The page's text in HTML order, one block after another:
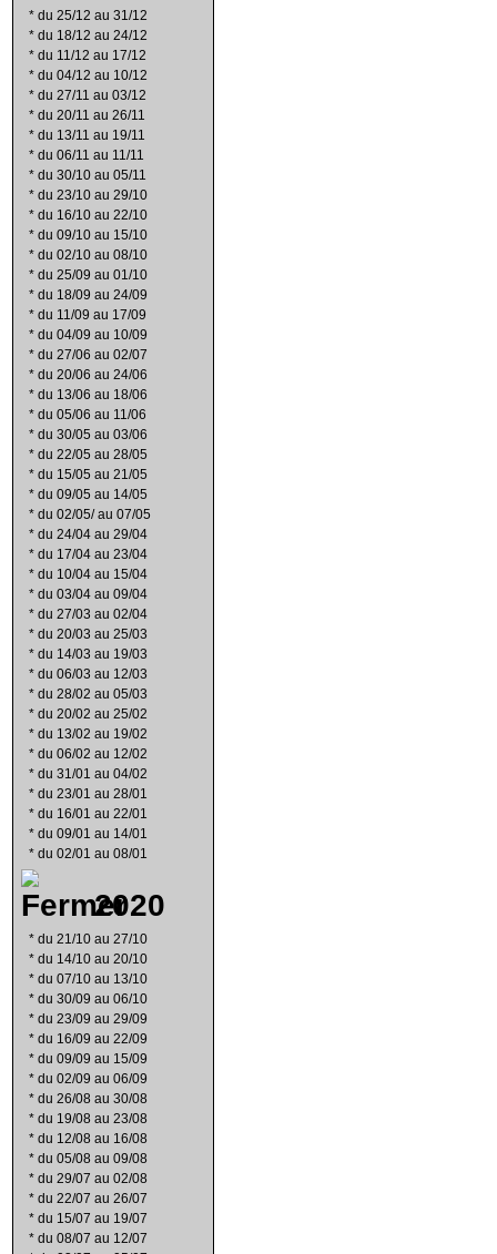
* du 25/12 au 31/12
* du 18/12 au 24/12
* du 11/12 au 17/12
* du 04/12 au 10/12
* du 27/11 au 03/12
* du 20/11 au 26/11
* du 13/11 au 19/11
* du 06/11 au 11/11
* du 30/10 au 05/11
* du 23/10 au 29/10
* du 16/10 au 22/10
* du 09/10 au 15/10
* du 02/10 au 08/10
* du 25/09 au 01/10
* du 18/09 au 24/09
* du 11/09 au 17/09
* du 04/09 au 10/09
* du 27/06 au 02/07
* du 20/06 au 24/06
* du 13/06 au 18/06
* du 05/06 au 11/06
* du 30/05 au 03/06
* du 22/05 au 28/05
* du 15/05 au 21/05
* du 09/05 au 14/05
* du 02/05/ au 07/05
* du 24/04 au 29/04
* du 17/04 au 23/04
* du 10/04 au 15/04
* du 03/04 au 09/04
* du 27/03 au 02/04
* du 20/03 au 25/03
* du 14/03 au 19/03
* du 06/03 au 12/03
* du 28/02 au 05/03
* du 20/02 au 25/02
* du 13/02 au 19/02
* du 06/02 au 12/02
* du 31/01 au 04/02
* du 23/01 au 28/01
* du 16/01 au 22/01
* du 09/01 au 14/01
* du 02/01 au 08/01
2020
* du 21/10 au 27/10
* du 14/10 au 20/10
* du 07/10 au 13/10
* du 30/09 au 06/10
* du 23/09 au 29/09
* du 16/09 au 22/09
* du 09/09 au 15/09
* du 02/09 au 06/09
* du 26/08 au 30/08
* du 19/08 au 23/08
* du 12/08 au 16/08
* du 05/08 au 09/08
* du 29/07 au 02/08
* du 22/07 au 26/07
* du 15/07 au 19/07
* du 08/07 au 12/07